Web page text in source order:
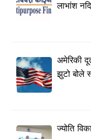
लाभांश
अमेरिकी
झुटो बोले
ज्योति